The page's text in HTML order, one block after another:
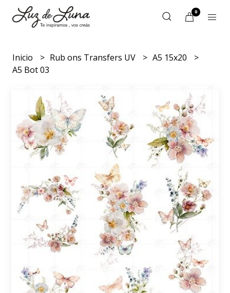
0
Inicio Rub ons Transfers UV
A5 15x20
A5 Bot 03